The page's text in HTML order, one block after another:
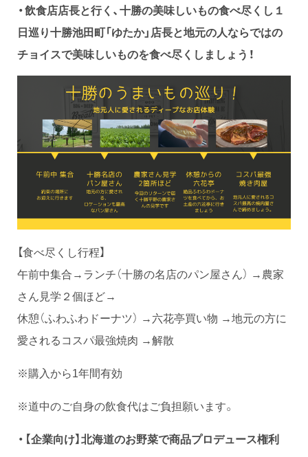
・飲食店店長と行く、十勝の美味しいもの食べ尽くし１
日巡り十勝池田町「ゆたか」店長と地元の人ならではの
チョイスで美味しいものを食べ尽くしましょう！
【食べ尽くし行程】
午前中集合→ランチ（十勝の名店のパン屋さん） →農家
さん見学２個ほど→
休憩（ふわふわドーナツ） →六花亭買い物 →地元の方に
愛されるコスパ最強焼肉 →解散
※購入から1年間有効
※道中のご自身の飲食代はご負担願います。
・【企業向け】北海道のお野菜で商品プロデュース権利